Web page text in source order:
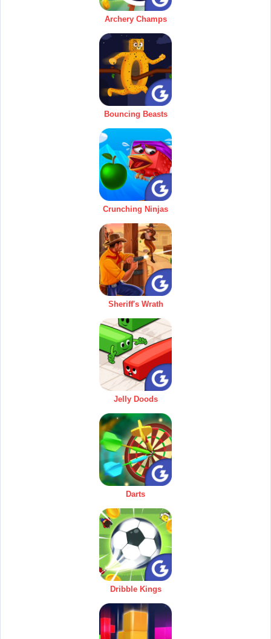
Archery Champs
Bouncing Beasts
Crunching Ninjas
Sheriff's Wrath
Jelly Doods
Darts
Dribble Kings